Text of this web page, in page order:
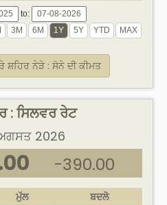
to:
ਨੇੜੇ : ਸੋਨੇ ਦੀ ਕੀਮਤ
: ਸਿਲਵਰ ਰੇਟ
2026
-390.00
ਮੁੱਲ
ਬਦਲੋ